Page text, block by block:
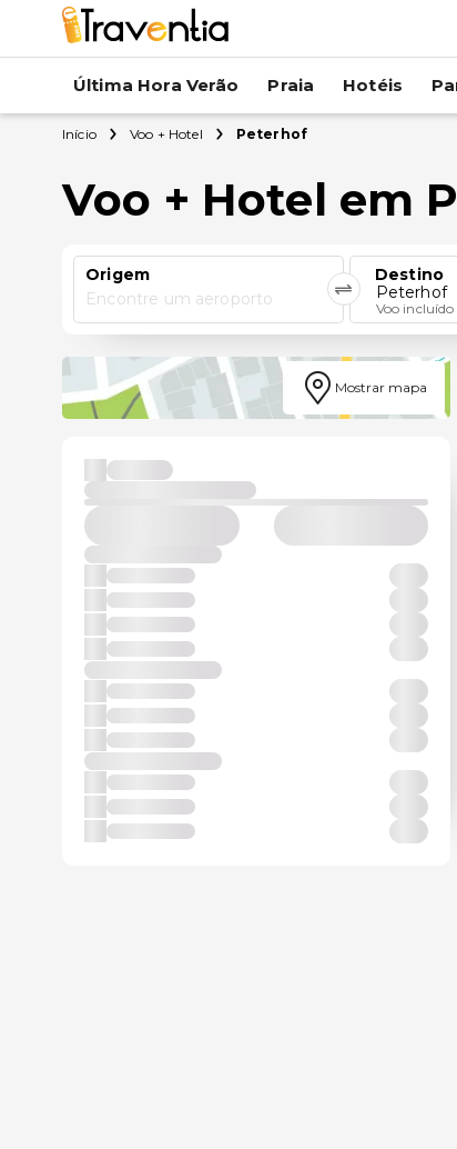
Última Hora Verão Praia Hotéis
Início Voo + Hotel Peterhof
Voo + Hotel em
Origem
Encontre um aeroporto
Destino
Peterhof
Voo incluído
Mostrar mapa